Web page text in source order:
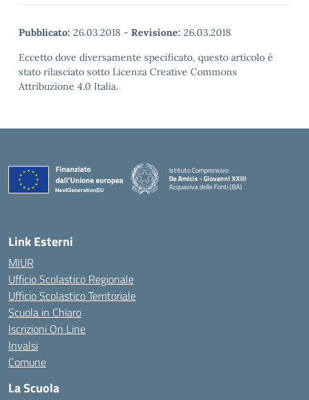
Pubblicato: 26.03.2018 - Revisione: 26.03.2018
Eccetto dove diversamente specificato, questo articolo è
stato rilasciato sotto Licenza Creative Commons
Attribuzione 4.0 Italia.
Istituto Comprensivo
De Amicis - Giovanni XXIII
Acquaviva delle Fonti (BA)
— Visita la pagina iniziale della scuola
Link Esterni
MIUR
Ufficio Scolastico Regionale
Ufficio Scolastico Territoriale
Scuola in Chiaro
Iscrizioni On Line
Invalsi
Comune
La Scuola